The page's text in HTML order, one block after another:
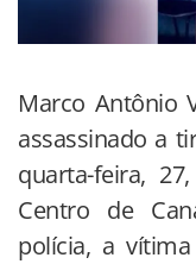
Marco Antônio
assassinado a
quarta-feira,
Centro de
polícia, a